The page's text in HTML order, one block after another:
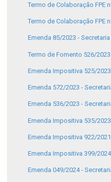
Termo de Colaboração FPE
Termo de Colaboração FPE
Emenda 85/2023 -
Termo de Fomento 526/
Emenda Impositiva 525/2023
Emenda 572/2023 -
Emenda 536/2023 -
Emenda Impositiva 535/2023
Emenda Impositiva 922/2021
Emenda Impositiva 399/
Emenda 049/2024 -